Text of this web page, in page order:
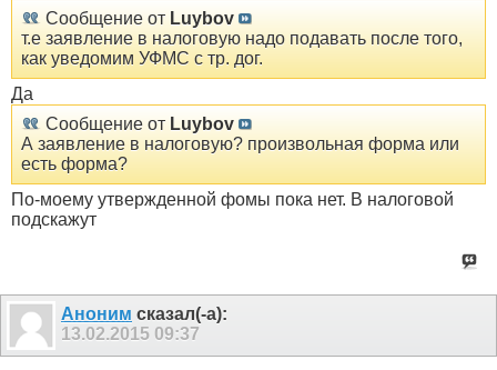
Сообщение от Luybov
т.е заявление в налоговую надо подавать после того,
как уведомим УФМС с тр. дог.
Да
Сообщение от Luybov
А заявление в налоговую? произвольная форма или
есть форма?
По-моему утвержденной фомы пока нет. В налоговой
подскажут
Аноним сказал(-а):
13.02.2015 09:37